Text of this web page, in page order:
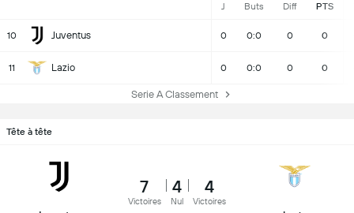
J Buts Diff PTS
10 Juventus 0 0:0 0 0
11 Lazio 0 0:0 0 0
Serie A Classement
Tête à tête
7
Victoires
4
Nul
4
Victoires